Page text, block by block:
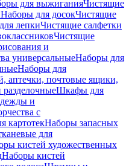
для выжиганияЧистящие
Наборы для досокЧистящие
лепкиЧистящие салфетки
Чистящие
и
универсальныеНаборы для
Наборы для
аптечки, почтовые ящики,
Шкафы для
и
с
картотекНаборы запасных
для
кистей художественных
Наборы кистей